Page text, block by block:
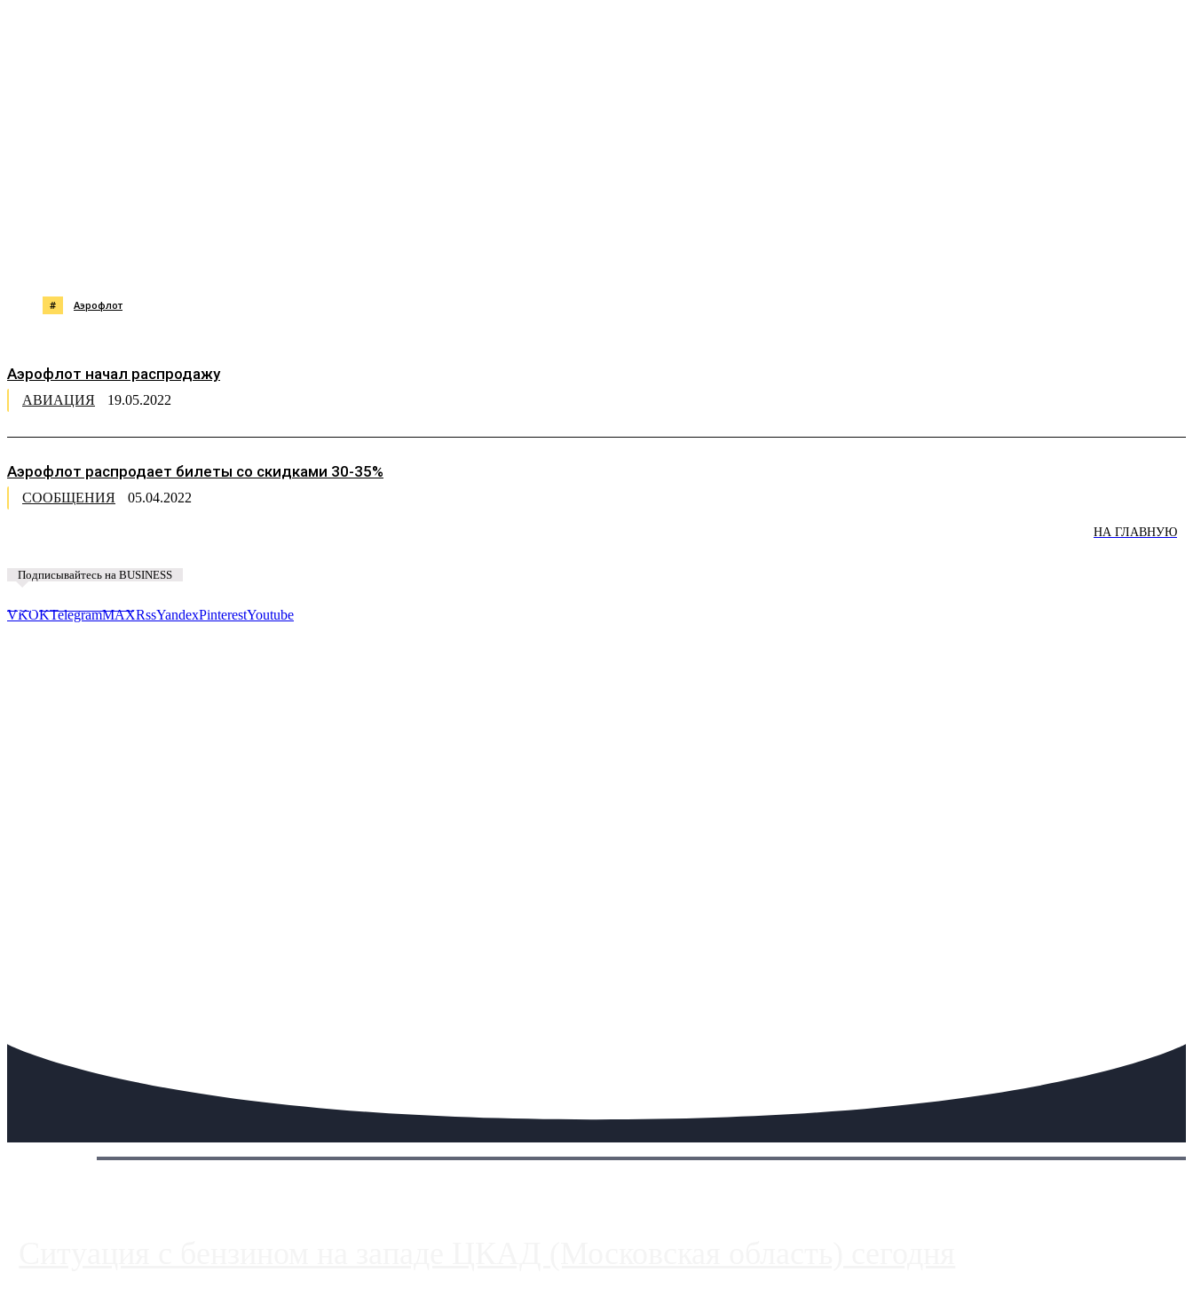
# Аэрофлот
Аэрофлот начал распродажу
АВИАЦИЯ 19.05.2022
Аэрофлот распродает билеты со скидками 30-35%
СООБЩЕНИЯ 05.04.2022
НА ГЛАВНУЮ
Подписывайтесь на BUSINESS
VKOKTelegramMAXRssYandexPinterestYoutube